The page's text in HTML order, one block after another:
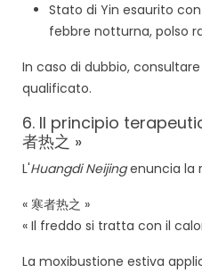
Stato di Yin esaurito
febbre notturna, polso
In caso di dubbio,
qualificato.
6. Il principio
者热之 »
L'Huangdi Neijingenuncia la
« 寒者热之 »
« Il freddo si tratta con il
La moxibustione estiva